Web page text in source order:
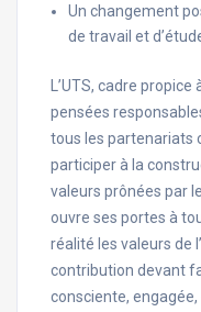
Un changement
de travail et
L’UTS, cadre propice
pensées
tous les partenariats
participer à la
valeurs prônées par
ouvre ses portes à
réalité les valeurs de
contribution devant
consciente,